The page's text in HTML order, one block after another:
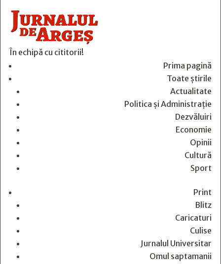
În echipă cu cititorii!
Prima pagină
Toate știrile
Actualitate
Politica și Administrație
Dezvăluiri
Economie
Opinii
Cultură
Sport
Print
Blitz
Caricaturi
Culise
Jurnalul Universitar
Omul saptamanii